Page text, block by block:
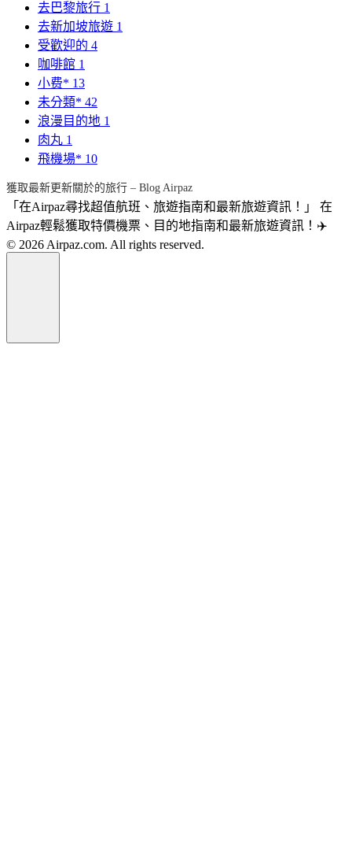
去巴黎旅行 1
去新加坡旅遊 1
受歡迎的 4
咖啡館 1
小费* 13
未分類* 42
浪漫目的地 1
肉丸 1
飛機場* 10
獲取最新更新關於的旅行 – Blog Airpaz
「在Airpaz尋找超值航班、旅遊指南和最新旅遊資訊！」 在
Airpaz輕鬆獲取特價機票、目的地指南和最新旅遊資訊！✈️
© 2026 Airpaz.com. All rights reserved.